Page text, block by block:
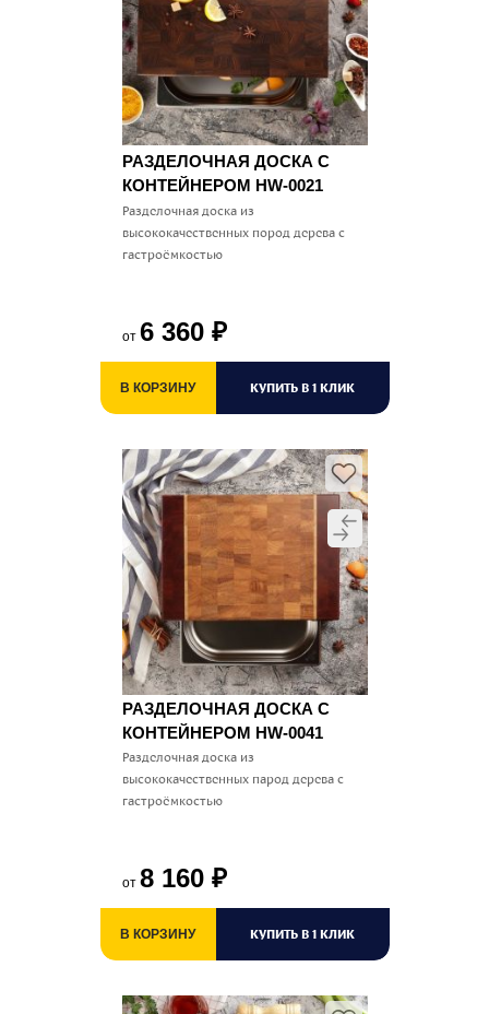
РАЗДЕЛОЧНАЯ ДОСКА С
КОНТЕЙНЕРОМ HW-0021
Разделочная доска из
высококачественных пород дерева с
гастроёмкостью
от 6 360 ₽
В КОРЗИНУ КУПИТЬ В 1 КЛИК
РАЗДЕЛОЧНАЯ ДОСКА С
КОНТЕЙНЕРОМ HW-0041
Разделочная доска из
высококачественных парод дерева с
гастроёмкостью
от 8 160 ₽
В КОРЗИНУ КУПИТЬ В 1 КЛИК